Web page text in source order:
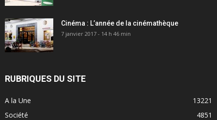
Cinéma : L’année de la cinémathèque
7 janvier 2017 - 14 h 46 min
RUBRIQUES DU SITE
A la Une
13221
Société
4851